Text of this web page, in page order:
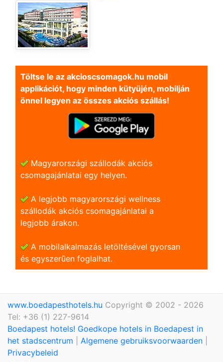
Töltse le az akcioscsomagok.hu mobil
applikációt, hogy minden kütyüjén, mobilján
önnel legyen az összes akciós szállás!
Magyarországi szállodák akciós
csomagajánlatai egy helyen.
A legjobb magyarországi wellness
szállodák akciós csomagajánlatai a
legjobb árakon.
A mobilalkalmazás letöltésével gyorsan
és egyszerũen foglalhat.
www.boedapesthotels.hu Copyright © 2002 - 2026
Tel: +36 (1) 227-9614
Boedapest hotels! Goedkope hotels in Boedapest in
het stadscentrum
Algemene gebruiksvoorwaarden
Privacybeleid